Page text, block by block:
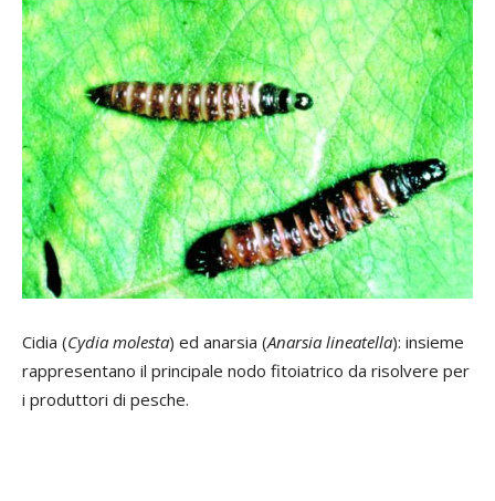
Cidia (Cydia molesta) ed anarsia (Anarsia lineatella): insieme
rappresentano il principale nodo fitoiatrico da risolvere per
i produttori di pesche.